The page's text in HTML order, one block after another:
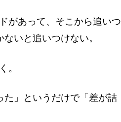
があって、そこから追いつ
いと追いつけない。
。
た」というだけで「差が詰